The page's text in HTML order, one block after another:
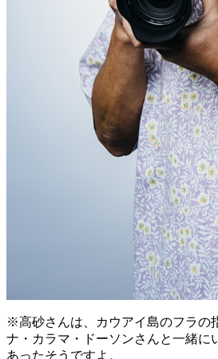
※高砂さんは、カウアイ島のフラの
ナ・カラマ・ドーソンさんと一緒に
あったそうですよ。